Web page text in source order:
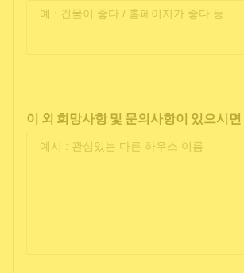
이 외 희망사항 및 문의사항이 있으시면